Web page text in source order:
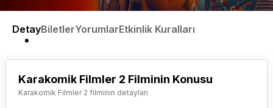
DetayBiletlerYorumlarEtkinlik Kuralları
Karakomik Filmler 2 Filminin Konusu
Karakomik Filmler 2 filminin detayları